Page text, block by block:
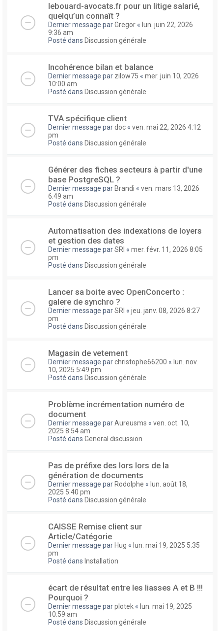
lebouard-avocats.fr pour un litige salarié,
quelqu’un connaît ?
Dernier message parGregor « lun. juin 22, 2026
9:36 am
Posté dans Discussion générale
Incohérence bilan et balance
Dernier message par zilow75 « mer. juin 10, 2026
10:00 am
Posté dans Discussion générale
TVA spécifique client
Dernier message pardoc « ven. mai 22, 2026 4:12
pm
Posté dans Discussion générale
Générer des fiches secteurs à partir d'une
base PostgreSQL ?
Dernier message par Brandi « ven. mars 13, 2026
6:49 am
Posté dans Discussion générale
Automatisation des indexations de loyers
et gestion des dates
Dernier message parSRI « mer. févr. 11, 2026 8:05
pm
Posté dans Discussion générale
Lancer sa boite avec OpenConcerto :
galere de synchro ?
Dernier message parSRI « jeu. janv. 08, 2026 8:27
pm
Posté dans Discussion générale
Magasin de vetement
Dernier message parchristophe66200 « lun. nov.
10, 2025 5:49 pm
Posté dans Discussion générale
Problème incrémentation numéro de
document
Dernier message parAureusms « ven. oct. 10,
2025 8:54 am
Posté dans General discussion
Pas de préfixe des lors lors de la
génération de documents
Dernier message par Rodolphe « lun. août 18,
2025 5:40 pm
Posté dans Discussion générale
CAISSE Remise client sur
Article/Catégorie
Dernier message par Hug « lun. mai 19, 2025 5:35
pm
Posté dans Installation
écart de résultat entre les liasses A et B !!!
Pourquoi ?
Dernier message parplotek « lun. mai 19, 2025
10:59 am
Posté dans Discussion générale